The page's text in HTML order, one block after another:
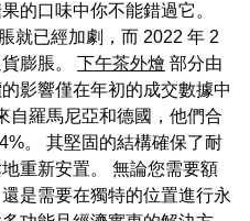
的口味中你不能錯過它。
就已經加劇，而 2022 年 2
膨脹。 下午茶外燴 部分由
影響僅在年初的成交數據中
自羅馬尼亞和德國，他們合
。 其堅固的結構確保了耐
重新安置。 無論您需要額
是需要在獨特的位置進行永